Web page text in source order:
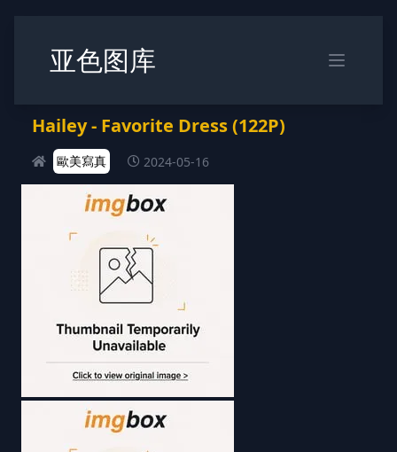
亚色图库
Hailey - Favorite Dress (122P)
歐美寫真 2024-05-16